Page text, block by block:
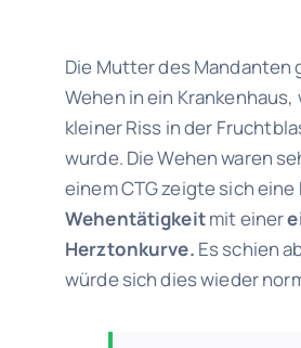
Die Mutter des Mandanten
Wehen in ein Krankenhaus,
kleiner Riss in der
wurde. Die Wehen waren
einem CTG zeigte sich eine
Wehentätigkeitmit einer
Herztonkurve. Es schien
würde sich dies wieder